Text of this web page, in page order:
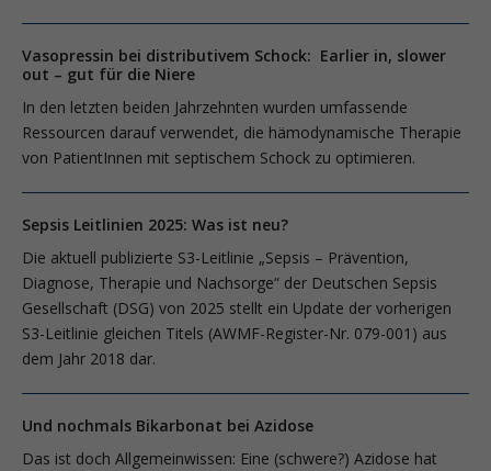
Vasopressin bei distributivem Schock: Earlier in, slower
out – gut für die Niere
In den letzten beiden Jahrzehnten wurden umfassende
Ressourcen darauf verwendet, die hämodynamische Therapie
von PatientInnen mit septischem Schock zu optimieren.
Sepsis Leitlinien 2025: Was ist neu?
Die aktuell publizierte S3-Leitlinie „Sepsis – Prävention,
Diagnose, Therapie und Nachsorge“ der Deutschen Sepsis
Gesellschaft (DSG) von 2025 stellt ein Update der vorherigen
S3-Leitlinie gleichen Titels (AWMF-Register-Nr. 079-001) aus
dem Jahr 2018 dar.
Und nochmals Bikarbonat bei Azidose
Das ist doch Allgemeinwissen: Eine (schwere?) Azidose hat